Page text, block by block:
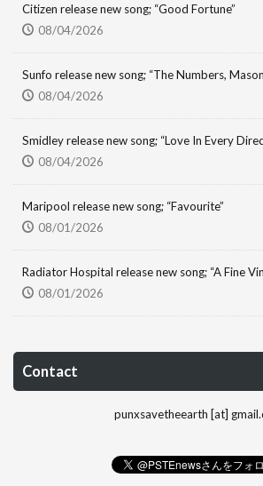
Citizen release new song; “Good Fortune”
08/04/2026
Sunfo release new song; “The Numbers,
08/04/2026
Smidley release new song; “Love In Every
08/04/2026
Maripool release new song; “Favourite”
08/01/2026
Radiator Hospital release new song; “A Fine
08/01/2026
Contact
punxsavetheearth [at]